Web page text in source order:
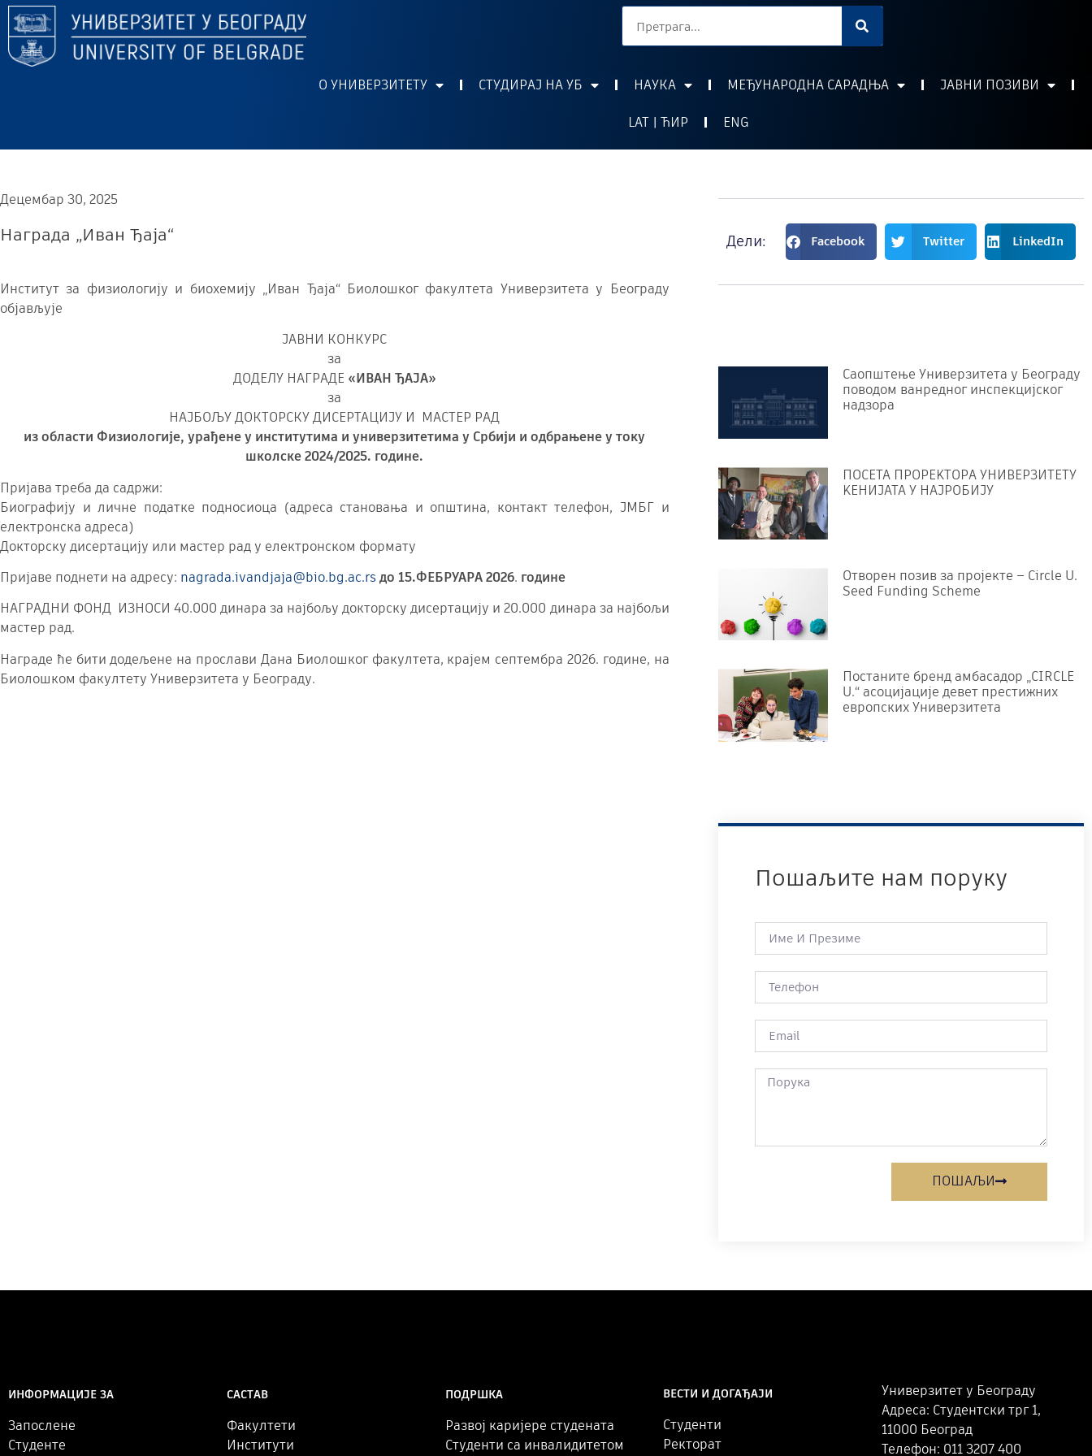
О УНИВЕРЗИТЕТУ СТУДИРАЈ НА УБ НАУКА МЕЂУНАРОДНА САРАДЊА
ЈАВНИ ПОЗИВИ
LAT | ЋИР
ENG
Децембар 30, 2025
Награда „Иван Ђаја“
Институт за физиологију и биохемију „Иван Ђаја“ Биолошког факултета Универзитета у Београду
објављује
ЈАВНИ КОНКУРС
за
ДОДЕЛУ НАГРАДЕ «ИВАН ЂАЈА»
за
НАЈБОЉУ ДОКТОРСКУ ДИСЕРТАЦИЈУ И МАСТЕР РАД
из области Физиологије, урађене у институтима и универзитетима у Србији и одбрањене у току
школске 2024/2025. године.
Пријава треба да садржи:
Биографију и личне податке подносиоца (адреса становања и општина, контакт телефон, ЈМБГ и
електронска адреса)
Докторску дисертацију или мастер рад у електронском формату
Пријаве поднети на адресу: nagrada.ivandjaja@bio.bg.ac.rs до 15.ФЕБРУАРА 2026. године
НАГРАДНИ ФОНД ИЗНОСИ 40.000 динара за најбољу докторску дисертацију и 20.000 динара за најбољи
мастер рад.
Награде ће бити додељене на прослави Дана Биолошког факултета, крајем септембра 2026. године, на
Биолошком факултету Универзитета у Београду.
Дели: Facebook Twitter LinkedIn
Саопштење Универзитета у Београду
поводом ванредног инспекцијског
надзора
ПОСЕТА ПРОРЕKТОРА УНИВЕРЗИТЕТУ
KЕНИЈАТА У НАЈРОБИЈУ
Отворен позив за пројекте – Circle U.
Seed Funding Scheme
Постаните бренд амбасадор „CIRCLE
U.“ асоцијације девет престижних
европских Универзитета
Пошаљите нам поруку
ПОШАЉИ
ИНФОРМАЦИЈЕ ЗА
Запослене
Студенте
САСТАВ
Факултети
Институти
ПОДРШКА
Развој каријере студената
Студенти са инвалидитетом
ВЕСТИ И ДОГАЂАЈИ
Студенти
Ректорат
Универзитет у Београду
Адреса: Студентски трг 1,
11000 Београд
Телефон: 011 3207 400